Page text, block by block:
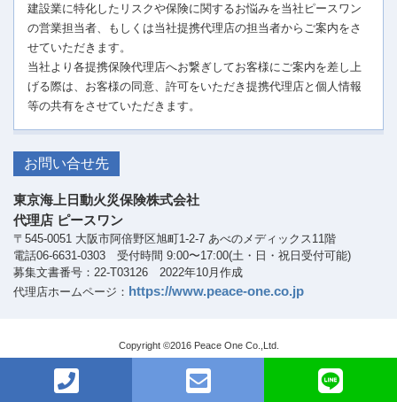
建設業に特化したリスクや保険に関するお悩みを当社ピースワン
の営業担当者、もしくは当社提携代理店の担当者からご案内をさ
せていただきます。
当社より各提携保険代理店へお繋ぎしてお客様にご案内を差し上
げる際は、お客様の同意、許可をいただき提携代理店と個人情報
等の共有をさせていただきます。
お問い合せ先
東京海上日動火災保険株式会社
代理店 ピースワン
〒545-0051 大阪市阿倍野区旭町1-2-7 あべのメディックス11階
電話06-6631-0303 受付時間 9:00〜17:00(土・日・祝日受付可能)
募集文書番号：22-T03126 2022年10月作成
代理店ホームページ： https://www.peace-one.co.jp
Copyright ©2016 Peace One Co.,Ltd.